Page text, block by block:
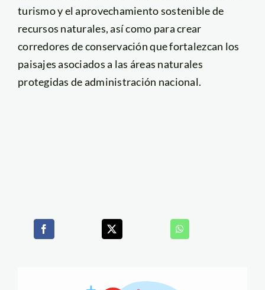
turismo y el aprovechamiento sostenible de
recursos naturales, así como para crear
corredores de conservación que fortalezcan los
paisajes asociados a las áreas naturales
protegidas de administración nacional.